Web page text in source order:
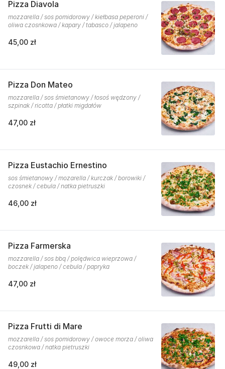
Pizza Diavola
mozzarella / sos pomidorowy / kiełbasa peperoni /
oliwa czosnkowa / kapary / tabasco / jalapeno
45,00 zł
Pizza Don Mateo
mozzarella / sos śmietanowy / łosoś wędzony /
szpinak / ricotta / płatki migdałów
47,00 zł
Pizza Eustachio Ernestino
sos śmietanowy / mozarella / kurczak / borowiki /
czosnek / cebula / natka pietruszki
46,00 zł
Pizza Farmerska
mozzarella / sos bbq / polędwica wieprzowa /
boczek / jalapeno / cebula / papryka
47,00 zł
Pizza Frutti di Mare
mozzarella / sos pomidorowy / owoce morza / oliwa
czosnkowa / natka pietruszki
49,00 zł